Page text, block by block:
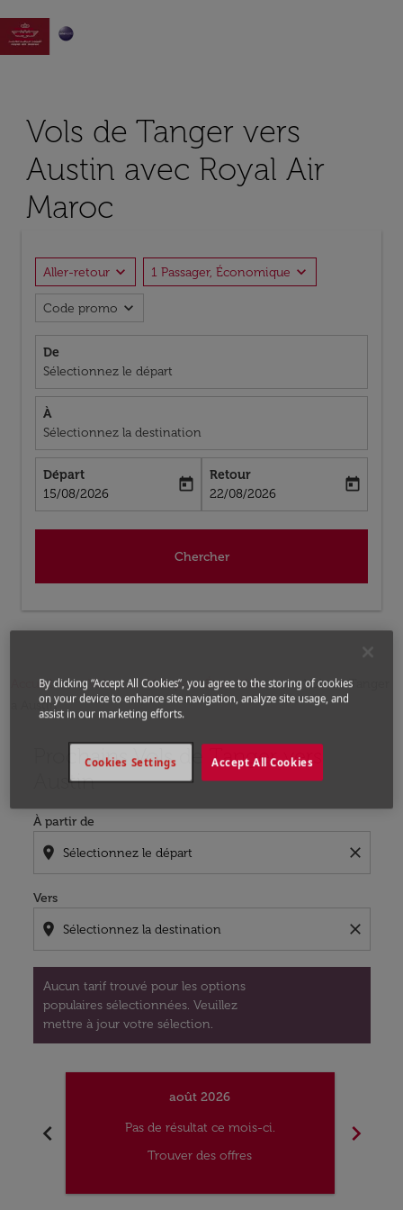

Vols de Tanger vers
Austin avec Royal Air
Maroc
Aller-retour expand_more 1 Passager, Économique expand_more
Code promo expand_more
De
Sélectionnez le départ
À
Sélectionnez la destination
Départ
fc-booking-departure-date-aria-label
15/08/2026
today
Retour
fc-booking-return-date-aria-label
22/08/2026
today
Chercher
Accueil Vols Vols pour États-Unis
Vols de Tanger
a Austin
Prochains Vols de Tanger vers
Austin
À partir de
location_on close
Vers
location_on close
Aucun tarif trouvé pour les options
populaires sélectionnées. Veuillez
mettre à jour votre sélection.
Aucun tarif trouvé pour les options populaires
chevron_left
août 2026
Pas de résultat ce mois-ci.
Trouver des offres
chevron_right
By clicking “Accept All Cookies”, you agree to the storing of cookies
on your device to enhance site navigation, analyze site usage, and
assist in our marketing efforts.
Accept All Cookies
Cookies Settings